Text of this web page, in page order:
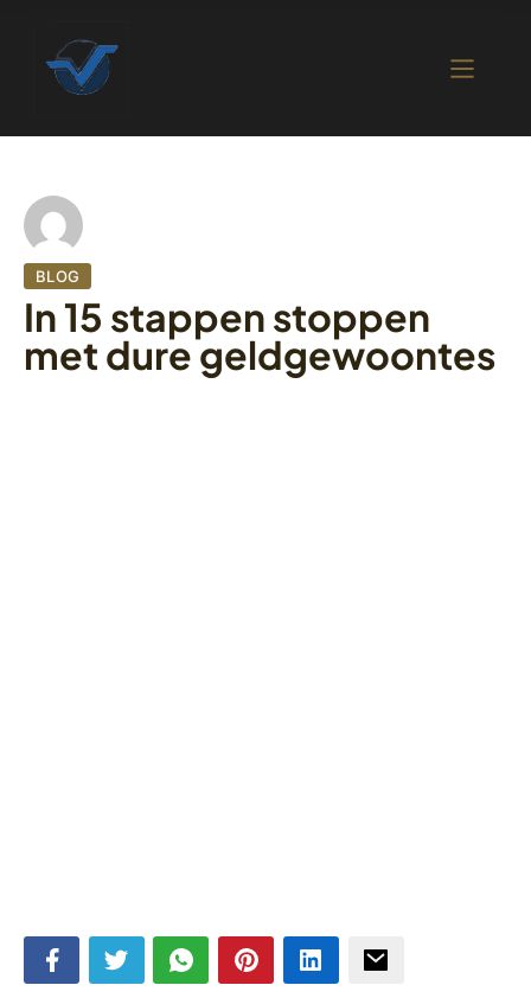
BLOG
In 15 stappen stoppen
met dure geldgewoontes